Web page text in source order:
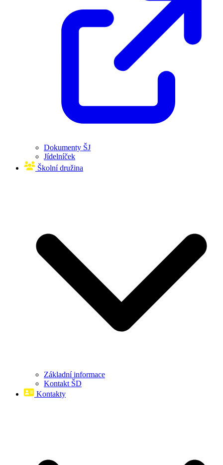
Dokumenty ŠJ
Jídelníček
Školní družina
Základní informace
Kontakt ŠD
Kontakty